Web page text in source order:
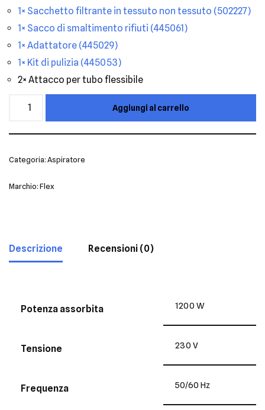
1× Sacchetto filtrante in tessuto non tessuto (502227)
1× Sacco di smaltimento rifiuti (445061)
1× Adattatore (445029)
1× Kit di pulizia (445053)
2× Attacco per tubo flessibile
Aggiungi al carrello
Categoria: Aspiratore
Marchio: Flex
Descrizione Recensioni (0)
Potenza assorbita 1200 W
Tensione 230 V
Frequenza 50/60 Hz